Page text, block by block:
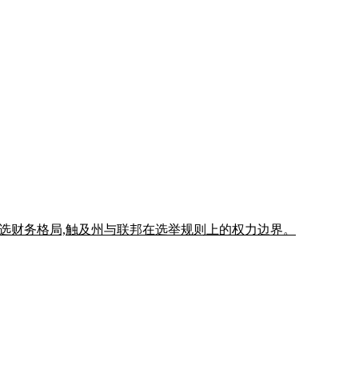
财务格局,触及州与联邦在选举规则上的权力边界。